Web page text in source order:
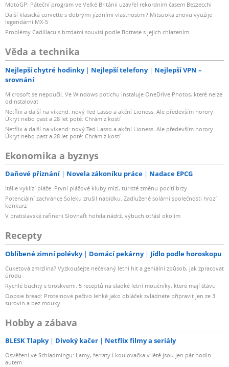
MotoGP: Páteční program ve Velké Británii uzavřel rekordním časem Bezzecchi
Další klasická corvette s dobrými jízdními vlastnostmi? Mitsuoka znovu využije
legendární MX-5
Problémy Cadillacu s brzdami souvisí podle Bottase s jejich chlazením
Věda a technika
Nejlepší chytré hodinky Nejlepší telefony
Nejlepší VPN –
srovnání
Microsoft se nepoučil. Ve Windows potichu instaluje OneDrive Photos, které nelze
odinstalovat
Netflix a další na víkend: nový Ted Lasso a akční Lioness. Ale především horory
Úkryt nebo past a 28 let poté: Chrám z kostí
Netflix a další na víkend: nový Ted Lasso a akční Lioness. Ale především horory
Úkryt nebo past a 28 let poté: Chrám z kostí
Ekonomika a byznys
Daňové přiznání Novela zákoníku práce Nadace EPCG
Itálie vyklízí pláže. První plážové kluby mizí, turisté změnu pocítí brzy
Potenciální zachránce Soleku zrušil nabídku. Zadlužené solární společnosti hrozí
konkurz
V bratislavské rafinerii Slovnaft hořela nádrž, výbuch otřásl okolím
Recepty
Oblíbené zimní polévky Domácí pekárny Jídlo podle horoskopu
Cuketová zmrzlina? Vyzkoušejte nečekaný letní hit a geniální způsob, jak zpracovat
úrodu
Rychlé buchty s broskvemi: 5 receptů na sladké letní moučníky, které mají šťávu
Oopsie bread: Proteinové pečivo lehké jako obláček zvládnete připravit jen ze 3
surovin a bez mouky
Hobby a zábava
BLESK Tlapky Divoký kačer Netflix filmy a seriály
Osvěžení ve Schladmingu: Lamy, ferraty i koulovačka v létě jsou jen pár hodin
autem